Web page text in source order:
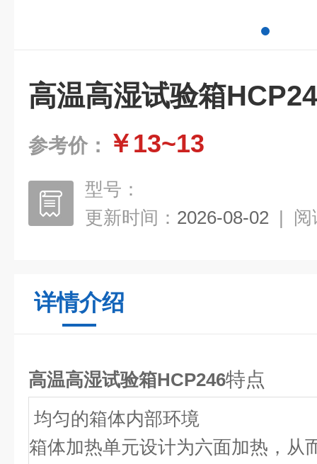
高温高湿试验箱
参考价： ￥13~13
型号：
更新时间： 2026-08-02 | 阅
详情介绍
高温高湿试验箱HCP246特点
均匀的箱体内部环境
箱体加热单元设计为六面加热，从